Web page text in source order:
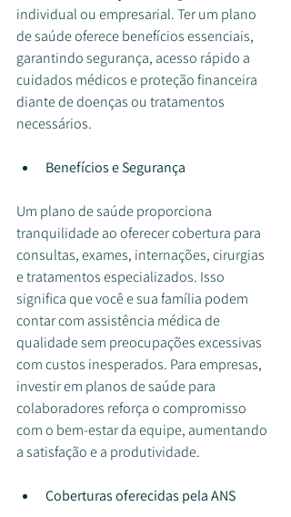
individual ou empresarial. Ter um plano
de saúde oferece benefícios essenciais,
garantindo segurança, acesso rápido a
cuidados médicos e proteção financeira
diante de doenças ou tratamentos
necessários.
Benefícios e Segurança
Um plano de saúde proporciona
tranquilidade ao oferecer cobertura para
consultas, exames, internações, cirurgias
e tratamentos especializados. Isso
significa que você e sua família podem
contar com assistência médica de
qualidade sem preocupações excessivas
com custos inesperados. Para empresas,
investir em planos de saúde para
colaboradores reforça o compromisso
com o bem-estar da equipe, aumentando
a satisfação e a produtividade.
Coberturas oferecidas pela ANS